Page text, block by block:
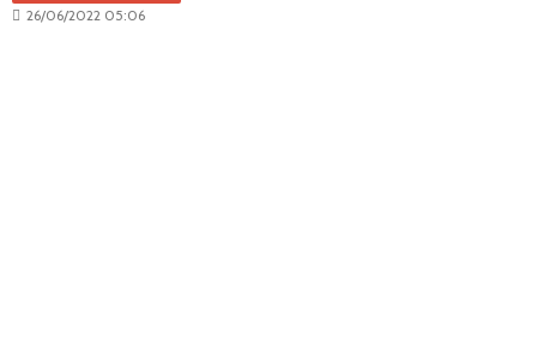
26/06/2022 05:06